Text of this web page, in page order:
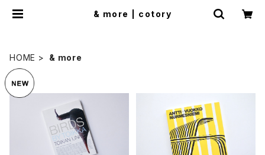
& more | cotory
HOME & more